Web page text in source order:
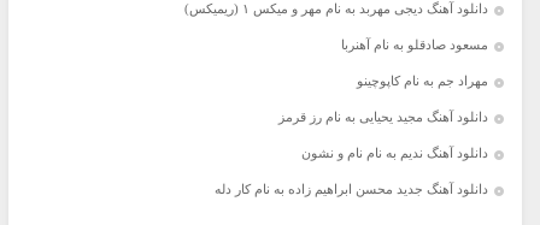
دانلود آهنگ دیجی مهربد به نام مهر و میکس ۱ (ریمیکس)
مسعود صادقلو به نام آهنربا
مهراد جم به نام کاپوچینو
دانلود آهنگ مجید یحیایی به نام رز قرمز
دانلود آهنگ ندیم به نام نام و نشون
دانلود آهنگ جدید محسن ابراهیم زاده به نام کار دله